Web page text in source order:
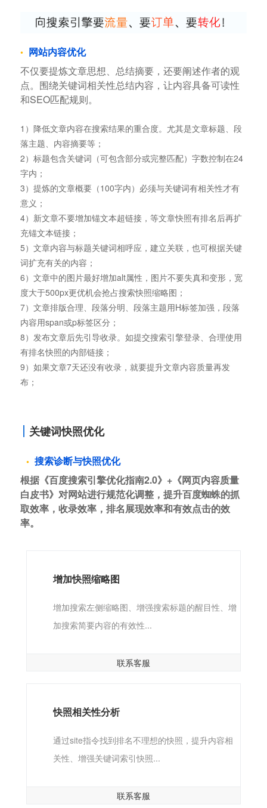
网站内容优化
不仅要提炼文章思想、总结摘要，还要阐述作者的观
点。围绕关键词相关性总结内容，让内容具备可读性
和SEO匹配规则。
1）降低文章内容在搜索结果的重合度。尤其是文章标题、段
落主题、内容摘要等；
2）标题包含关键词（可包含部分或完整匹配）字数控制在24
字内；
3）提炼的文章概要（100字内）必须与关键词有相关性才有
意义；
4）新文章不要增加锚文本超链接，等文章快照有排名后再扩
充锚文本链接；
5）文章内容与标题关键词相呼应，建立关联，也可根据关键
词扩充有关的内容；
6）文章中的图片最好增加alt属性，图片不要失真和变形，宽
度大于500px更优机会抢占搜索快照缩略图；
7）文章排版合理、段落分明、段落主题用H标签加强，段落
内容用span或p标签区分；
8）发布文章后先引导收录。如提交搜索引擎登录、合理使用
有排名快照的内部链接；
9）如果文章7天还没有收录，就要提升文章内容质量再发
布；
关键词快照优化
搜索诊断与快照优化
根据《百度搜索引擎优化指南2.0》+《网页内容质量
白皮书》对网站进行规范化调整，提升百度蜘蛛的抓
取效率，收录效率，排名展现效率和有效点击的效
率。
增加快照缩略图
增加搜索左侧缩略图、增强搜索标题的醒目性、增
加搜索简要内容的有效性...
联系客服
快照相关性分析
通过site指令找到排名不理想的快照，提升内容相
关性、增强关键词索引快照...
联系客服